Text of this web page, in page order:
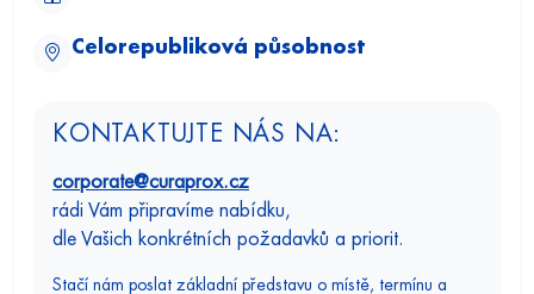
Celorepubliková působnost
KONTAKTUJTE NÁS NA:
corporate@curaprox.cz
rádi Vám připravíme nabídku,
dle Vašich konkrétních požadavků a priorit.
Stačí nám poslat základní představu o místě, termínu a